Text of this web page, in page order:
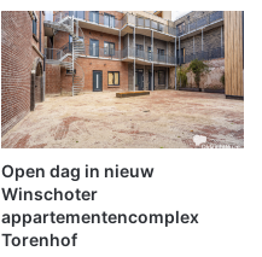
Open dag in nieuw
Winschoter
appartementencomplex
Torenhof